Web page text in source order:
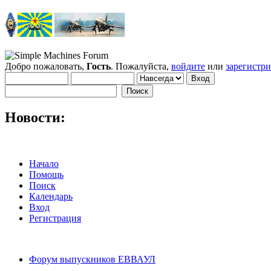
Добро пожаловать, Гость. Пожалуйста, войдите или
Новости:
Начало
Помощь
Поиск
Календарь
Вход
Регистрация
Форум выпускников ЕВВАУЛ